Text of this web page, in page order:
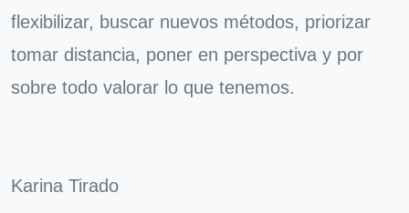
flexibilizar, buscar nuevos métodos, priorizar
tomar distancia, poner en perspectiva y por
sobre todo valorar lo que tenemos.
Karina Tirado